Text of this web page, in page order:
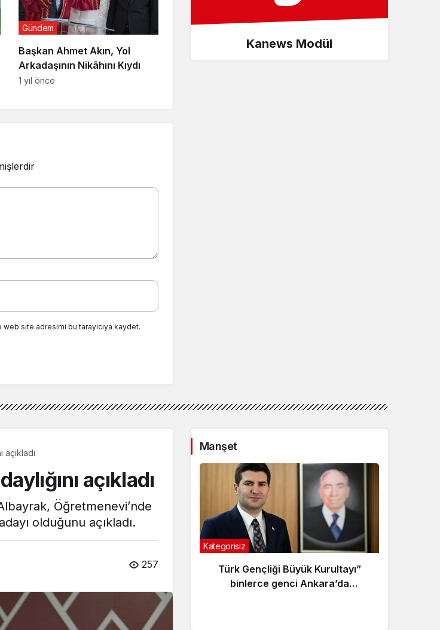
Başkan Ahmet Akın, Yol
Arkadaşının Nikâhını Kıydı
Gündem
1 yıl önce
site adresimi bu tarayıcıya kaydet.
Kanews Modül
açıkladı
açıkladı
Öğretmenevi’nde
olduğunu açıkladı.
257
Manşet
Kategorisiz
Türk Gençliği Büyük Kurultayı”
binlerce genci Ankara’da